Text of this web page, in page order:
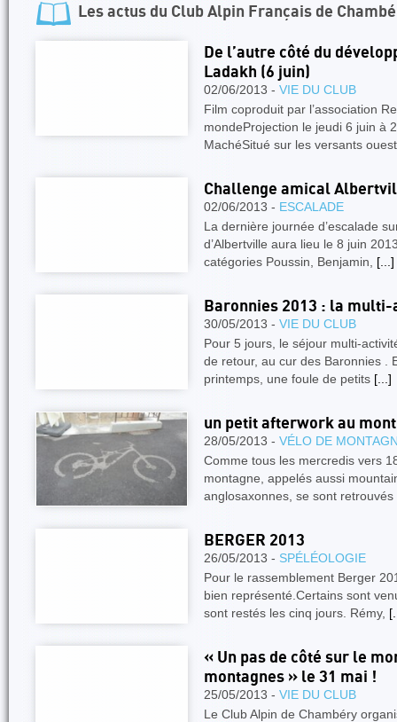
Les actus du Club Alpin Français de
De l’autre côté du
Ladakh (6 juin)
02/06/2013 - VIE DU CLUB
Film coproduit par l’association
mondeProjection le jeudi 6 juin à
MachéSitué sur les versants
Challenge amical
02/06/2013 - ESCALADE
La dernière journée d’escalade
d’Albertville aura lieu le 8 juin
catégories Poussin, Benjamin, [...]
Baronnies 2013 : la
30/05/2013 - VIE DU CLUB
Pour 5 jours, le séjour multi-
de retour, au cur des Baronnies
printemps, une foule de petits [...]
un petit afterwork au
28/05/2013 - VÉLO DE
Comme tous les mercredis vers
montagne, appelés aussi
anglosaxonnes, se sont
BERGER 2013
26/05/2013 - SPÉLÉOLOGIE
Pour le rassemblement Berger
bien représenté.Certains sont
sont restés les cinq jours. Rémy,
« Un pas de côté sur le
montagnes » le 31 mai !
25/05/2013 - VIE DU CLUB
Le Club Alpin de Chambéry